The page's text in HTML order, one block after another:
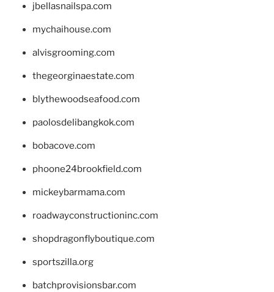
jbellasnailspa.com
mychaihouse.com
alvisgrooming.com
thegeorginaestate.com
blythewoodseafood.com
paolosdelibangkok.com
bobacove.com
phoone24brookfield.com
mickeybarmama.com
roadwayconstructioninc.com
shopdragonflyboutique.com
sportszilla.org
batchprovisionsbar.com